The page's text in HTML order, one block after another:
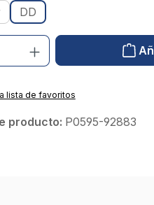
DD
introduzca el valor
lista de favoritos
producto: P0595-92883